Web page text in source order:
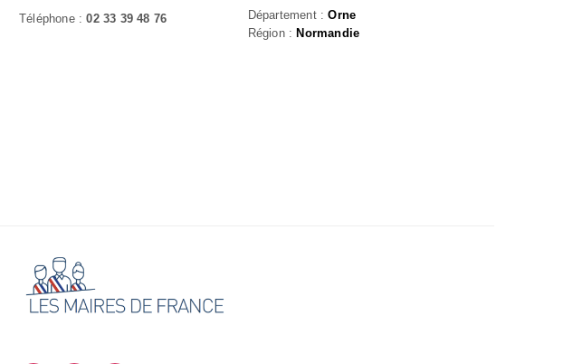
Téléphone :02 33 39 48 76 Département :Orne
Région : Normandie